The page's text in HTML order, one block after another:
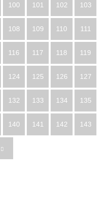
100 101 102 103
108 109 110 111
116 117 118 119
124 125 126 127
132 133 134 135
140 141 142 143